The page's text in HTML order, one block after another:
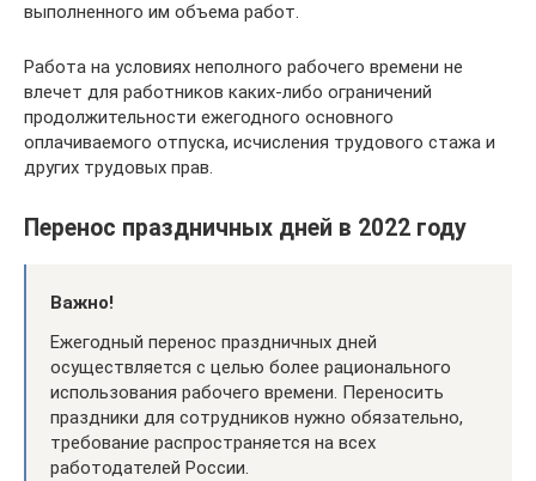
выполненного им объема работ.
Работа на условиях неполного рабочего времени не
влечет для работников каких-либо ограничений
продолжительности ежегодного основного
оплачиваемого отпуска, исчисления трудового стажа и
других трудовых прав.
Перенос праздничных дней в 2022 году
Важно!
Ежегодный перенос праздничных дней
осуществляется с целью более рационального
использования рабочего времени. Переносить
праздники для сотрудников нужно обязательно,
требование распространяется на всех
работодателей России.